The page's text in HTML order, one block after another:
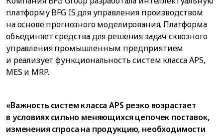
платформу BFG IS для управления производством
на основе прогнозного моделирования. Платформа
объединяет средства для решения задач сквозного
управления промышленным предприятием
и реализует функциональность систем класса APS,
MES и MRP.
«Важность систем класса APS резко возрастает
в условиях сильно меняющихся цепочек поставок,
изменения спроса на продукцию, необходимости